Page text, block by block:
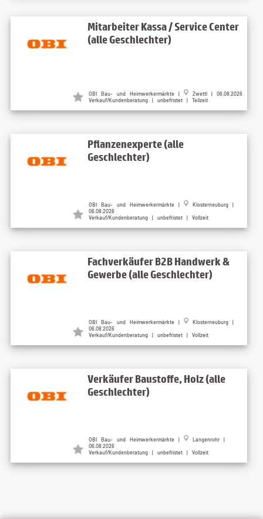
Mitarbeiter Kassa / Service Center
(alle Geschlechter)
OBI Bau- und Heimwerkermärkte |
Zwettl | 06.08.2026
Verkauf/Kundenberatung | unbefristet | Teilzeit
Pflanzenexperte (alle
Geschlechter)
OBI Bau- und Heimwerkermärkte |
Klosterneuburg |
06.08.2026
Verkauf/Kundenberatung | unbefristet | Vollzeit
Fachverkäufer B2B Handwerk &
Gewerbe (alle Geschlechter)
OBI Bau- und Heimwerkermärkte |
Klosterneuburg |
06.08.2026
Verkauf/Kundenberatung | unbefristet | Vollzeit
Verkäufer Baustoffe, Holz (alle
Geschlechter)
OBI Bau- und Heimwerkermärkte |
Langenrohr |
06.08.2026
Verkauf/Kundenberatung | unbefristet | Vollzeit